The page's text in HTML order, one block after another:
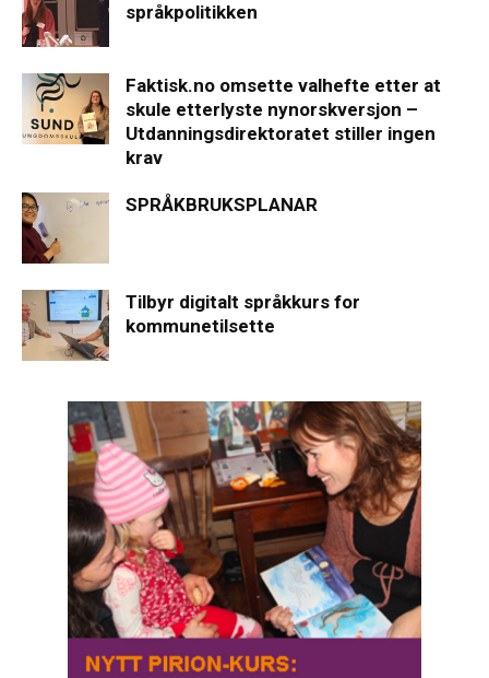
språkpolitikken
Faktisk.no omsette valhefte etter at
skule etterlyste nynorskversjon –
Utdanningsdirektoratet stiller ingen
krav
SPRÅKBRUKSPLANAR
Tilbyr digitalt språkkurs for
kommunetilsette